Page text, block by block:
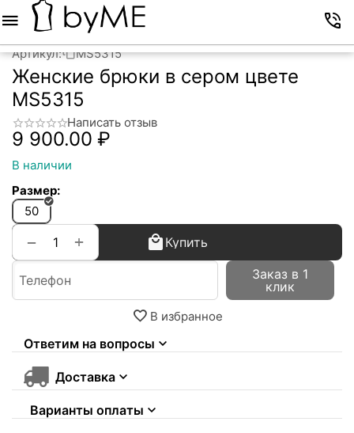
Артикул: MS5315
Женские брюки в сером цвете
MS5315
Написать отзыв
9 900.00 ₽
В наличии
Размер:
50
+
−
Купить
Заказ в 1
клик
В избранное
Ответим на вопросы
Доставка
Варианты оплаты
Меню Корзина Контакты